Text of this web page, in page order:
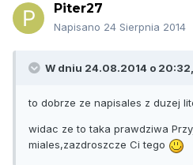
Piter27
Napisano 24 Sierpnia 2014
W dniu 24.08.2014 o
to dobrze ze napisales z duzej
widac ze to taka prawdziwa
miales,zazdroszcze Ci tego